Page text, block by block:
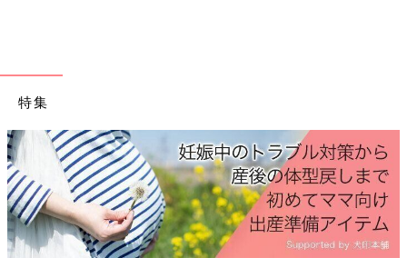
赤ちゃんのママ）
「日中はいつも抱っこひもでお昼寝します。布団に下ろすと起き
てしまい泣いて暴れます。そろそろ1人で眠れるようになってほ
しいです。どうしたら1人で寝てくれるようになりますか？」
（生後9カ月の赤ちゃんのママ）
布団に下ろすと赤ちゃんが泣いて困ってしまう人が多いようで
特集